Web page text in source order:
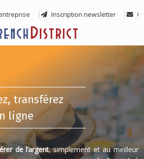
Inscription newsletter
transférez
ligne
de l’argent, simplement et au meilleur